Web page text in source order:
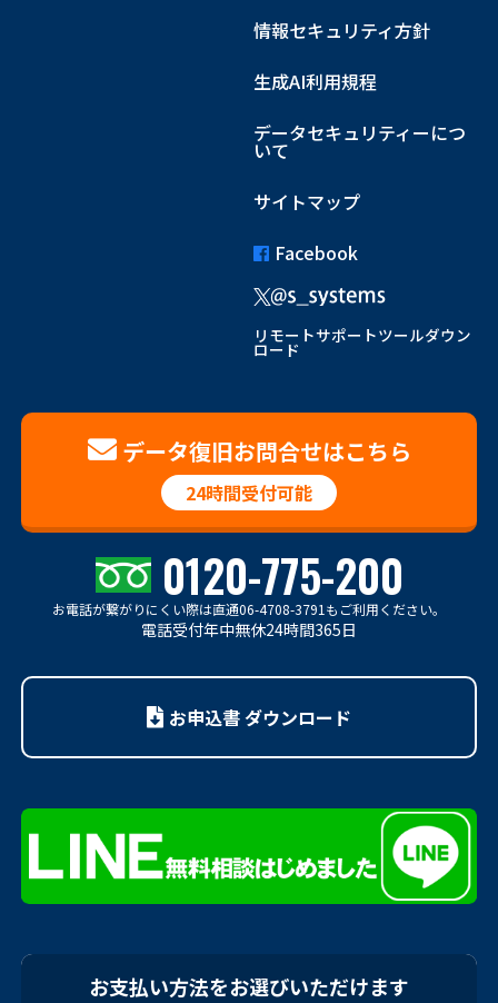
情報セキュリティ方針
生成AI利用規程
データセキュリティーにつ
いて
サイトマップ
Facebook
リモートサポートツールダウン
ロード
データ復旧お問合せはこちら
24時間受付可能
0120-775-200
お電話が繋がりにくい際は直通06-4708-3791もご利用ください。
電話受付年中無休24時間365日
お申込書 ダウンロード
お支払い方法をお選びいただけます